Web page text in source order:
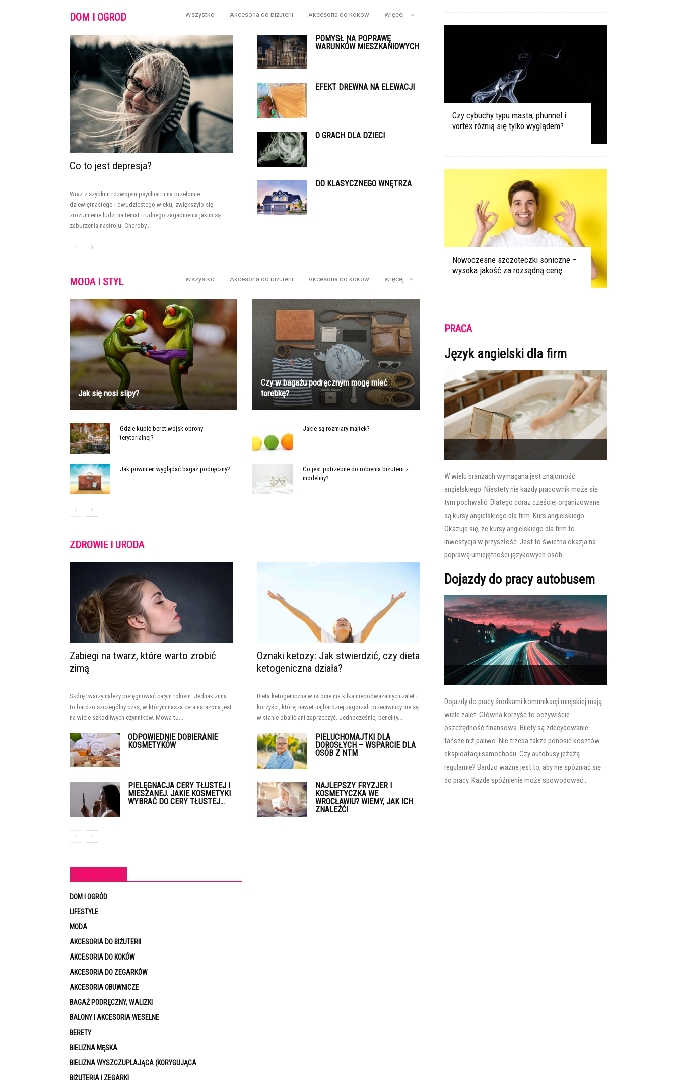
DOM I OGRÓD Wszystko Akcesoria do biżuterii Akcesoria do koków Więcej
Co to jest depresja?
Wraz z szybkim rozwojem psychiatrii na przełomie
dziewiętnastego i dwudziestego wieku, zwiększyło się
zrozumienie ludzi na temat trudnego zagadnienia jakim są
zaburzenia nastroju. Choroby...
POMYSŁ NA POPRAWĘ
WARUNKÓW MIESZKANIOWYCH
EFEKT DREWNA NA ELEWACJI
O GRACH DLA DZIECI
DO KLASYCZNEGO WNĘTRZA
MODA I STYL Wszystko Akcesoria do biżuterii Akcesoria do koków Więcej
Jak się nosi slipy?
Czy w bagażu podręcznym mogę mieć
torebkę?
Gdzie kupić beret wojsk obrony
terytorialnej?
Jakie są rozmiary majtek?
Jak powinien wyglądać bagaż podręczny?
Co jest potrzebne do robienia biżuterii z
modeliny?
ZDROWIE I URODA
Zabiegi na twarz, które warto zrobić
zimą
Skórę twarzy należy pielęgnować całym rokiem. Jednak zima
to bardzo szczególny czas, w którym nasza cera narażona jest
na wiele szkodliwych czynników. Mowa tu...
Oznaki ketozy: Jak stwierdzić, czy dieta
ketogeniczna działa?
Dieta ketogeniczna w istocie ma kilka niepodważalnych zalet i
korzyści, której nawet najbardziej zagorzali przeciwnicy nie są
w stanie obalić ani zaprzeczyć. Jednocześnie, benefity...
ODPOWIEDNIE DOBIERANIE
KOSMETYKÓW
PIELUCHOMAJTKI DLA
DOROSŁYCH – WSPARCIE DLA
OSÓB Z NTM
PIELĘGNACJA CERY TŁUSTEJ I
MIESZANEJ. JAKIE KOSMETYKI
WYBRAĆ DO CERY TŁUSTEJ...
NAJLEPSZY FRYZJER I
KOSMETYCZKA WE
WROCŁAWIU? WIEMY, JAK ICH
ZNALEŹĆ!
Czy cybuchy typu masta, phunnel i
vortex różnią się tylko wyglądem?
Nowoczesne szczoteczki soniczne –
wysoka jakość za rozsądną cenę
PRACA
Język angielski dla firm
W wielu branżach wymagana jest znajomość
angielskiego. Niestety nie każdy pracownik może się
tym pochwalić. Dlatego coraz częściej organizowane
są kursy angielskiego dla firm. Kurs angielskiego
Okazuje się, że kursy angielskiego dla firm to
inwestycja w przyszłość. Jest to świetna okazja na
poprawę umiejętności językowych osób...
Dojazdy do pracy autobusem
Dojazdy do pracy środkami komunikacji miejskiej mają
wiele zalet. Główna korzyść to oczywiście
oszczędność finansowa. Bilety są zdecydowanie
tańsze niż paliwo. Nie trzeba także ponosić kosztów
eksploatacji samochodu. Czy autobusy jeżdżą
regularnie? Bardzo ważne jest to, aby nie spóźniać się
do pracy. Każde spóźnienie może spowodować...
KATEGORIE
DOM I OGRÓD
LIFESTYLE
MODA
AKCESORIA DO BIŻUTERII
AKCESORIA DO KOKÓW
AKCESORIA DO ZEGARKÓW
AKCESORIA OBUWNICZE
BAGAŻ PODRĘCZNY, WALIZKI
BALONY I AKCESORIA WESELNE
BERETY
BIELIZNA MĘSKA
BIELIZNA WYSZCZUPLAJĄCA (KORYGUJĄCA
BIŻUTERIA I ZEGARKI